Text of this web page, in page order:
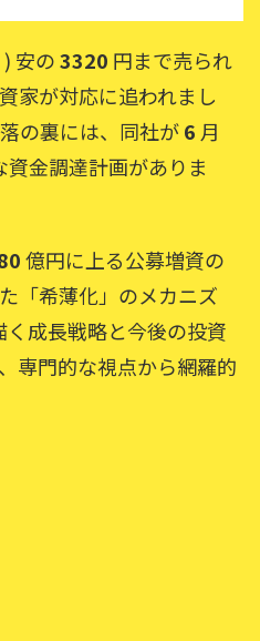
安の3320 円まで売られ
家が対応に追われまし
の裏には、同社が6 月
金調達計画がありま
億円に上る公募増資の
「希薄化」のメカニズ
成長戦略と今後の投資
専門的な視点から網羅的